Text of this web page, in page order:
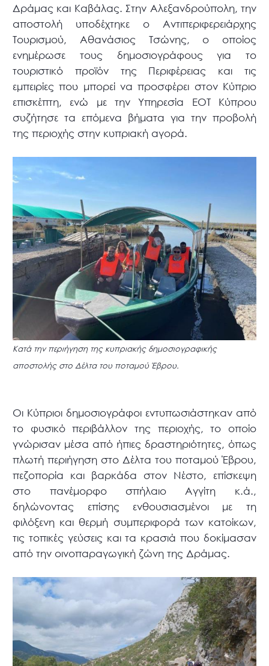
Δράμας και Καβάλας. Στην Αλεξανδρούπολη, την
αποστολή υποδέχτηκε ο Αντιπεριφερειάρχης
Τουρισμού, Αθανάσιος Τσώνης, ο οποίος
ενημέρωσε τους δημοσιογράφους για το
τουριστικό προϊόν της Περιφέρειας και τις
εμπειρίες που μπορεί να προσφέρει στον Κύπριο
επισκέπτη, ενώ με την Υπηρεσία ΕΟΤ Κύπρου
συζήτησε τα επόμενα βήματα για την προβολή
της περιοχής στην κυπριακή αγορά.
Κατά την περιήγηση της κυπριακής δημοσιογραφικής
αποστολής στο Δέλτα του ποταμού Έβρου.
Οι Κύπριοι δημοσιογράφοι εντυπωσιάστηκαν από
το φυσικό περιβάλλον της περιοχής, το οποίο
γνώρισαν μέσα από ήπιες δραστηριότητες, όπως
πλωτή περιήγηση στο Δέλτα του ποταμού Έβρου,
πεζοπορία και βαρκάδα στον Νέστο, επίσκεψη
στο πανέμορφο σπήλαιο Αγγίτη κ.ά.,
δηλώνοντας επίσης ενθουσιασμένοι με τη
φιλόξενη και θερμή συμπεριφορά των κατοίκων,
τις τοπικές γεύσεις και τα κρασιά που δοκίμασαν
από την οινοπαραγωγική ζώνη της Δράμας.